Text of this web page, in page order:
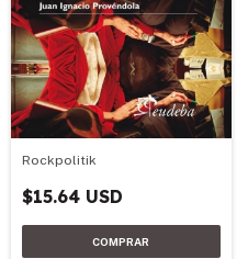
Rockpolitik
$15.64 USD